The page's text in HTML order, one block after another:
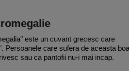
este un cuvant grecesc care
Persoanele care sufera de aceasta
sau ca pantofii nu-i mai incap.